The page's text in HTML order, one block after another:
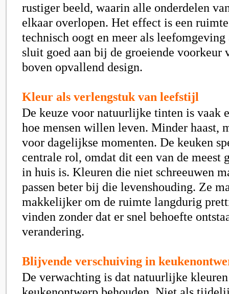
rustiger beeld, waarin alle onderdelen
elkaar overlopen. Het effect is een
technisch oogt en meer als
sluit goed aan bij de groeiende voorkeur
boven opvallend design.
Kleur als verlengstuk van leefstijl
De keuze voor natuurlijke tinten is vaak
hoe mensen willen leven. Minder haast,
voor dagelijkse momenten. De keuken
centrale rol, omdat dit een van de meest
in huis is. Kleuren die niet schreeuwen
passen beter bij die levenshouding. Ze
makkelijker om de ruimte langdurig
vinden zonder dat er snel behoefte
verandering.
Blijvende verschuiving in
De verwachting is dat natuurlijke